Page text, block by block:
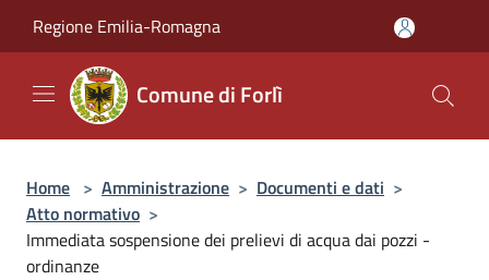
Regione Emilia-Romagna
Comune di Forlì
Home > Amministrazione > Documenti e dati >
Atto normativo >
Immediata sospensione dei prelievi di acqua dai pozzi -
ordinanze